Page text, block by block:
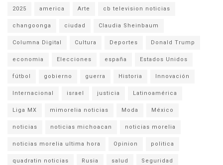
2025 america Arte cb television noticias
changoonga ciudad Claudia Sheinbaum
Columna Digital Cultura Deportes Donald Trump
economia Elecciones españa Estados Unidos
fútbol gobierno guerra Historia Innovación
Internacional israel justicia Latinoamérica
Liga MX mimorelia noticias Moda México
noticias noticias michoacan noticias morelia
noticias morelia ultima hora Opinion politica
quadratin noticias Rusia salud Seguridad